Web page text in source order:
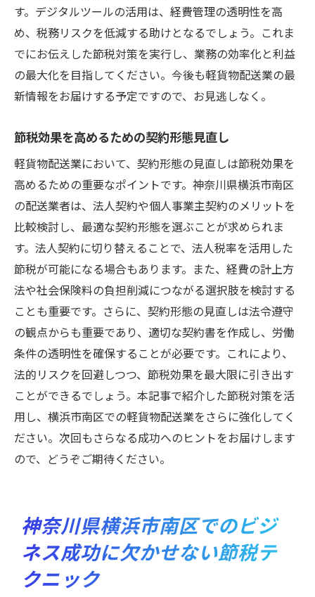
す。デジタルツールの活用は、経費管理の透明性を高
め、税務リスクを低減する助けとなるでしょう。これま
でにお伝えした節税対策を実行し、業務の効率化と利益
の最大化を目指してください。今後も軽貨物配送業の最
新情報をお届けする予定ですので、お見逃しなく。
節税効果を高めるための契約形態見直し
軽貨物配送業において、契約形態の見直しは節税効果を
高めるための重要なポイントです。神奈川県横浜市南区
の配送業者は、法人契約や個人事業主契約のメリットを
比較検討し、最適な契約形態を選ぶことが求められま
す。法人契約に切り替えることで、法人税率を活用した
節税が可能になる場合もあります。また、経費の計上方
法や社会保険料の負担削減につながる選択肢を検討する
ことも重要です。さらに、契約形態の見直しは法令遵守
の観点からも重要であり、適切な契約書を作成し、労働
条件の透明性を確保することが必要です。これにより、
法的リスクを回避しつつ、節税効果を最大限に引き出す
ことができるでしょう。本記事で紹介した節税対策を活
用し、横浜市南区での軽貨物配送業をさらに強化してく
ださい。次回もさらなる成功へのヒントをお届けします
ので、どうぞご期待ください。
神奈川県横浜市南区でのビジ
ネス成功に欠かせない節税テ
クニック